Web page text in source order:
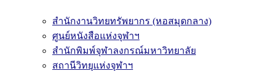
สำนักงานวิทยทรัพยากร (หอสมุดกลาง)
ศูนย์หนังสือแห่งจุฬาฯ
สำนักพิมพ์จุฬาลงกรณ์มหาวิทยาลัย
สถานีวิทยุแห่งจุฬาฯ